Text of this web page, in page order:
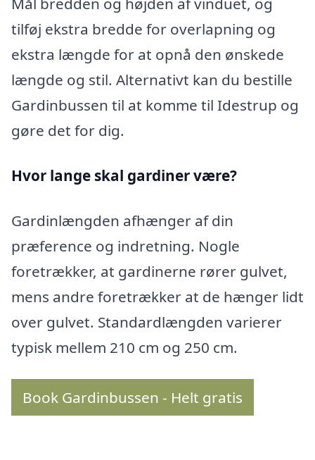
tilføj ekstra bredde for overlapning og
ekstra længde for at opnå den ønskede
længde og stil. Alternativt kan du bestille
Gardinbussen til at komme til Idestrup og
gøre det for dig.
Hvor lange skal gardiner være?
Gardinlængden afhænger af din
præference og indretning. Nogle
foretrækker, at gardinerne rører gulvet,
mens andre foretrækker at de hænger lidt
over gulvet. Standardlængden varierer
typisk mellem 210 cm og 250 cm.
Book Gardinbussen - Helt gratis